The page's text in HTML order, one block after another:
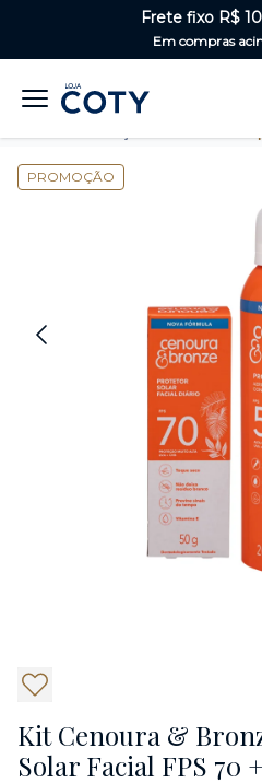
Frete fixo R$
Em compras
PROMOÇÃO
Kit Cenoura &
Solar Facial FPS 70